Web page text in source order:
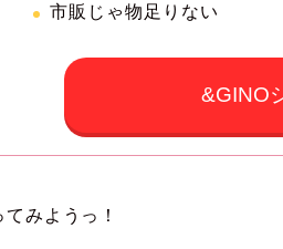
市販じゃ物足りない
&GINO
みようっ！